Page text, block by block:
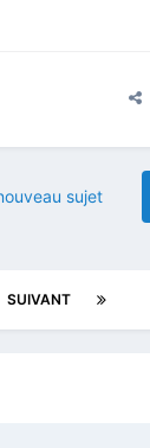
sujet
SUIVANT